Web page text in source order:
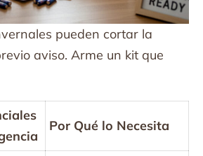
pueden cortar la
aviso. Arme un kit que
Por Qué lo Necesita